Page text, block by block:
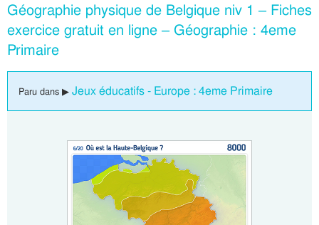
Géographie physique de Belgique niv 1 – Fiches
exercice gratuit en ligne – Géographie : 4eme
Primaire
Paru dans ▶ Jeux éducatifs - Europe : 4eme Primaire